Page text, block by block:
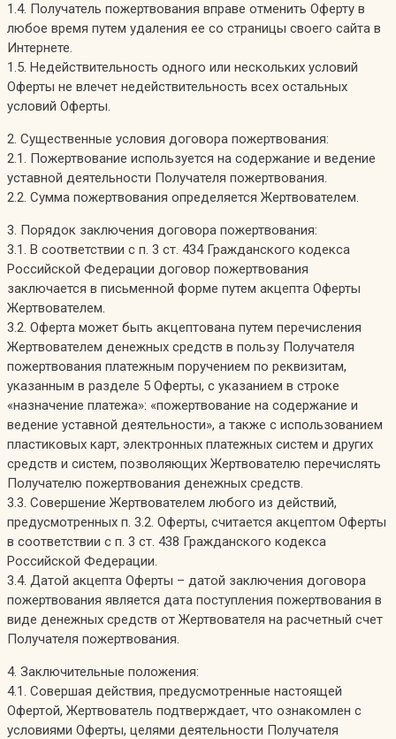
1.4. Получатель пожертвования вправе отменить Оферту в
любое время путем удаления ее со страницы своего сайта в
Интернете.
1.5. Недействительность одного или нескольких условий
Оферты не влечет недействительность всех остальных
условий Оферты.
2. Существенные условия договора пожертвования:
2.1. Пожертвование используется на содержание и ведение
уставной деятельности Получателя пожертвования.
2.2. Сумма пожертвования определяется Жертвователем.
3. Порядок заключения договора пожертвования:
3.1. В соответствии с п. 3 ст. 434 Гражданского кодекса
Российской Федерации договор пожертвования
заключается в письменной форме путем акцепта Оферты
Жертвователем.
3.2. Оферта может быть акцептована путем перечисления
Жертвователем денежных средств в пользу Получателя
пожертвования платежным поручением по реквизитам,
указанным в разделе 5 Оферты, с указанием в строке
«назначение платежа»: «пожертвование на содержание и
ведение уставной деятельности», а также с использованием
пластиковых карт, электронных платежных систем и других
средств и систем, позволяющих Жертвователю перечислять
Получателю пожертвования денежных средств.
3.3. Совершение Жертвователем любого из действий,
предусмотренных п. 3.2. Оферты, считается акцептом Оферты
в соответствии с п. 3 ст. 438 Гражданского кодекса
Российской Федерации.
3.4. Датой акцепта Оферты – датой заключения договора
пожертвования является дата поступления пожертвования в
виде денежных средств от Жертвователя на расчетный счет
Получателя пожертвования.
4. Заключительные положения:
4.1. Совершая действия, предусмотренные настоящей
Офертой, Жертвователь подтверждает, что ознакомлен с
условиями Оферты, целями деятельности Получателя